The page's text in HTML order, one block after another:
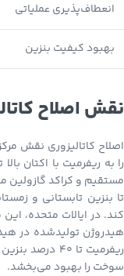
انعطاف‌پذیری عملیاتی
بهبود کیفیت بنزین
نقش اصلاح
اصلاح کاتالیزوری نقش
را به ریفرمیت با اکتان
مستقیم و کراکد گازولین
کند. در ایالات متحده،
هیدروژن تولیدشده در
ریفرمیت تا
سوخت را بهبود می‌بخشد.